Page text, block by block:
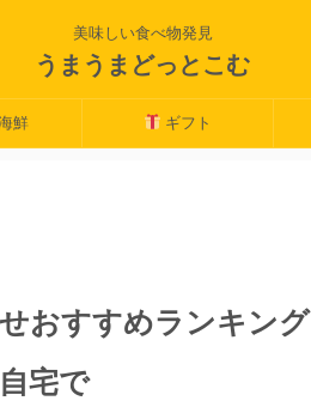
美味しい食べ物発見
うまうまどっとこむ
鮮 ギフト
おすすめランキング
宅で